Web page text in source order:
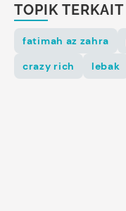
TOPIK TERKAIT
fatimah az zahra
crazy rich
lebak